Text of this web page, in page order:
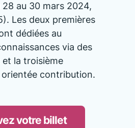
28 au 30 mars 2024,
Les deux premières
dédiées au
via des
la troisième
orientée contribution.
votre billet